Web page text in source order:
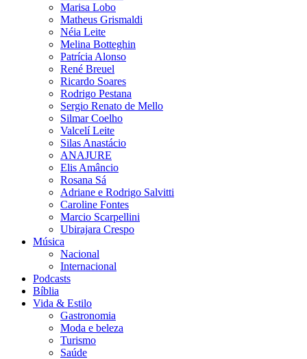
Marisa Lobo
Matheus Grismaldi
Néia Leite
Melina Botteghin
Patrícia Alonso
René Breuel
Ricardo Soares
Rodrigo Pestana
Sergio Renato de Mello
Silmar Coelho
Valcelí Leite
Silas Anastácio
ANAJURE
Elis Amâncio
Rosana Sá
Adriane e Rodrigo Salvitti
Caroline Fontes
Marcio Scarpellini
Ubirajara Crespo
Música
Nacional
Internacional
Podcasts
Bíblia
Vida & Estilo
Gastronomia
Moda e beleza
Turismo
Saúde